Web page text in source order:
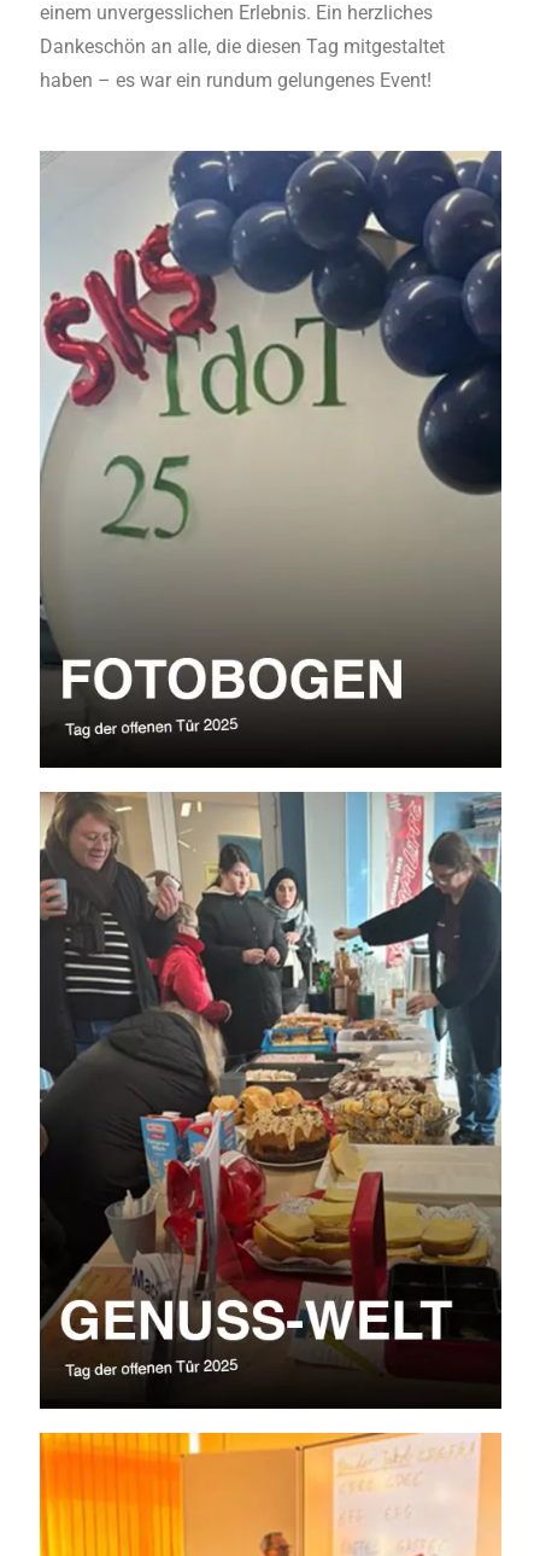
einem unvergesslichen Erlebnis. Ein herzliches
Dankeschön an alle, die diesen Tag mitgestaltet
haben – es war ein rundum gelungenes Event!